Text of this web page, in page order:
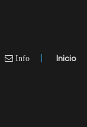
Info Inicio